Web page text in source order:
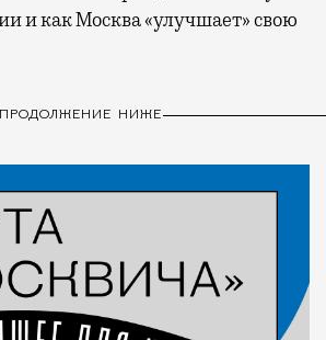
и как Москва «улучшает» свою
НИЖЕ